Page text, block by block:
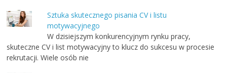
Sztuka skutecznego pisania CV i listu
motywacyjnego
W dzisiejszym konkurencyjnym rynku pracy,
skuteczne CV i list motywacyjny to klucz do sukcesu w procesie
rekrutacji. Wiele osób nie